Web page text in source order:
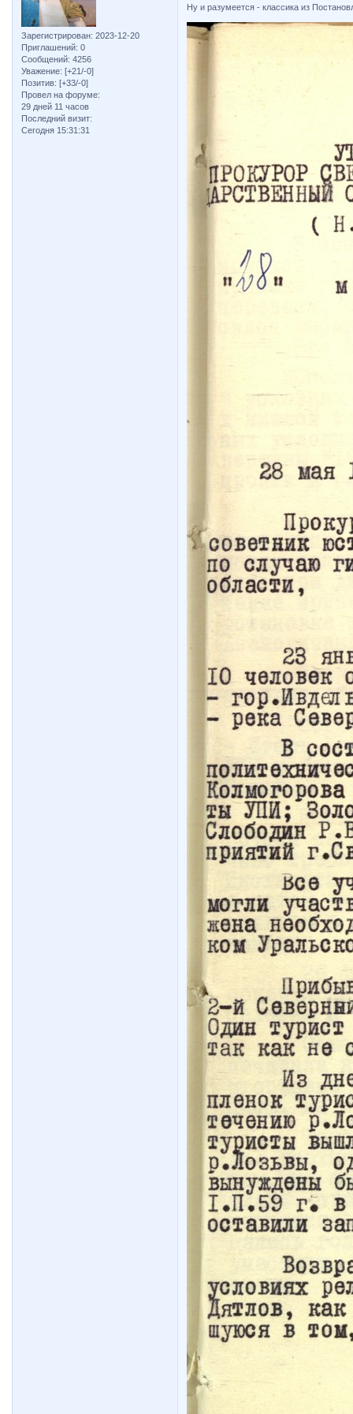
Зарегистрирован: 2023-12-20
Приглашений: 0
Сообщений: 4256
Уважение: [+21/-0]
Позитив: [+33/-0]
Провел на форуме:
29 дней 11 часов
Последний визит:
Сегодня 15:31:31
Ну и разумеется - классика из